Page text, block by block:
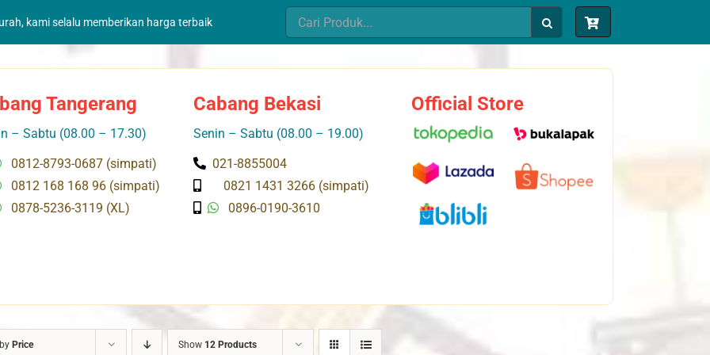
kami selalu memberikan harga terbaik
Search
for:
Tangerang
– Sabtu (08.00 – 17.30)
0812-8793-0687 (simpati)
0812 168 168 96 (simpati)
0878-5236-3119 (XL)
Cabang Bekasi
Senin – Sabtu (08.00 – 19.00)
021-8855004
0821 1431 3266 (simpati)
0896-0190-3610
Official Store
Price Show 12 Products